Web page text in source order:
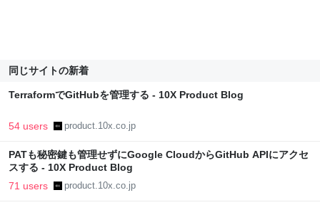
同じサイトの新着
TerraformでGitHubを管理する - 10X Product Blog
54 users product.10x.co.jp
PATも秘密鍵も管理せずにGoogle CloudからGitHub APIにアクセ
スする - 10X Product Blog
71 users product.10x.co.jp